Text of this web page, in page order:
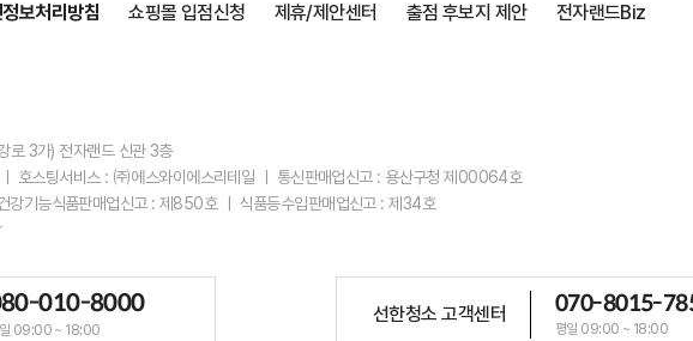
보처리방침 쇼핑몰 입점신청 제휴/제안센터 출점 후보지 제안 전자랜드Biz
로 3가) 전자랜드 신관 3층
호스팅서비스 : ㈜에스와이에스리테일 ㅣ 통신판매업신고 : 용산구청 제00064호
강기능식품판매업신고 : 제850호 ㅣ 식품등수입판매업신고 : 제34호
010-8000
09:00 ~ 18:00
선한청소 고객센터 070-8015-
평일 09:00 ~ 18:00